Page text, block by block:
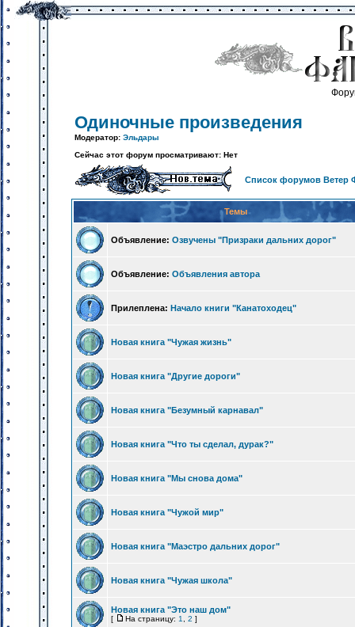
Одиночные произведения
Модератор: Эльдары
Сейчас этот форум просматривают: Нет
Список форумов Ветер
Темы
Объявление: Озвучены "Призраки дальних дорог"
Объявление: Объявления автора
Прилеплена: Начало книги "Канатоходец"
Новая книга "Чужая жизнь"
Новая книга "Другие дороги"
Новая книга "Безумный карнавал"
Новая книга "Что ты сделал, дурак?"
Новая книга "Мы снова дома"
Новая книга "Чужой мир"
Новая книга "Маэстро дальних дорог"
Новая книга "Чужая школа"
Новая книга "Это наш дом"
[ На страницу: 1 2 ]